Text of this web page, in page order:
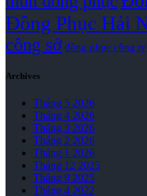
Đồng Phục Hải
công sở đồng phục công ty
Archives
Tháng 5 2026
Tháng 4 2026
Tháng 3 2026
Tháng 2 2026
Tháng 1 2026
Tháng 12 2025
Tháng 9 2025
Tháng 4 2022